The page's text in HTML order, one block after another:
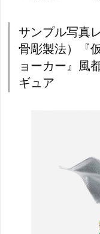
サンプル写真
骨彫製法）『
ョーカー』風
ギュア